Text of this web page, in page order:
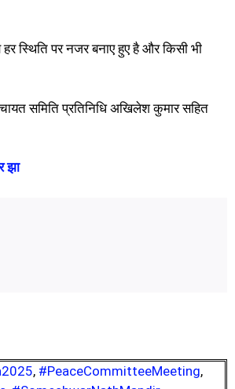
स्थिति पर नजर बनाए हुए है और किसी भी
समिति प्रतिनिधि अखिलेश कुमार सहित
झा
, #PeaceCommitteeMeeting,